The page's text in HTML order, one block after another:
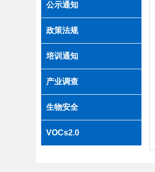
公示通知
政策法规
培训通知
产业调查
生物安全
VOCs2.0